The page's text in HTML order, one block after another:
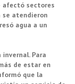
afectó sectores
se atendieron
agua a un
Para
de estar en
que la